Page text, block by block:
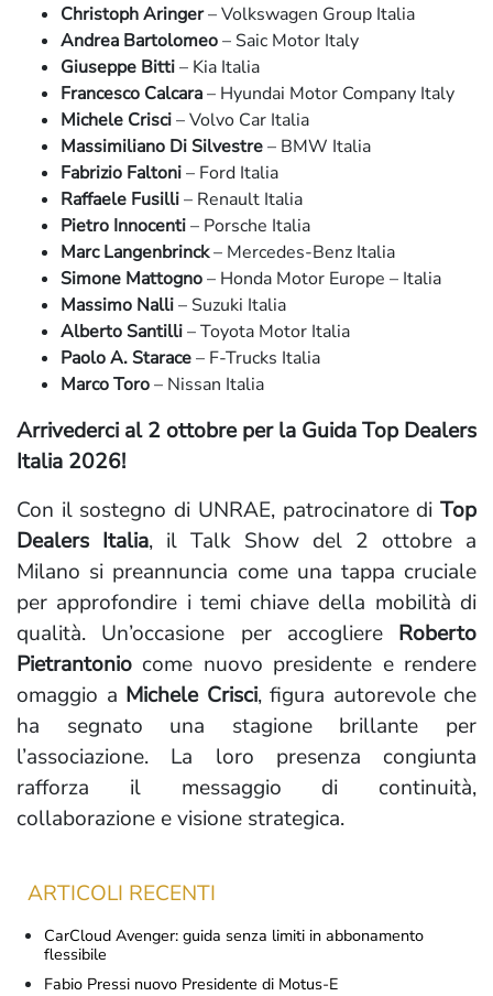
Christoph Aringer– Volkswagen Group Italia
Andrea Bartolomeo– Saic Motor Italy
Giuseppe Bitti– Kia Italia
Francesco Calcara– Hyundai Motor Company Italy
Michele Crisci– Volvo Car Italia
Massimiliano Di Silvestre– BMW Italia
Fabrizio Faltoni– Ford Italia
Raffaele Fusilli– Renault Italia
Pietro Innocenti– Porsche Italia
Marc Langenbrinck– Mercedes-Benz Italia
Simone Mattogno– Honda Motor Europe – Italia
Massimo Nalli– Suzuki Italia
Alberto Santilli– Toyota Motor Italia
Paolo A. Starace– F-Trucks Italia
Marco Toro– Nissan Italia
Arrivederci al 2 ottobre per la Guida Top Dealers
Italia 2026!
Con il sostegno di UNRAE, patrocinatore di Top
Dealers Italia, il Talk Show del 2 ottobre a
Milano si preannuncia come una tappa cruciale
per approfondire i temi chiave della mobilità di
qualità. Un’occasione per accogliere Roberto
Pietrantonio come nuovo presidente e rendere
omaggio a Michele Crisci, figura autorevole che
ha segnato una stagione brillante per
l’associazione. La loro presenza congiunta
rafforza il messaggio di continuità,
collaborazione e visione strategica.
ARTICOLI RECENTI
CarCloud Avenger: guida senza limiti in abbonamento
flessibile
Fabio Pressi nuovo Presidente di Motus-E